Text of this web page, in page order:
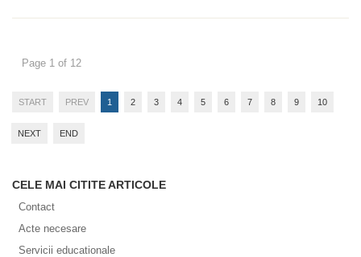
Page 1 of 12
START PREV 1 2 3 4 5 6 7 8 9 10
NEXT END
CELE MAI CITITE ARTICOLE
Contact
Acte necesare
Servicii educationale